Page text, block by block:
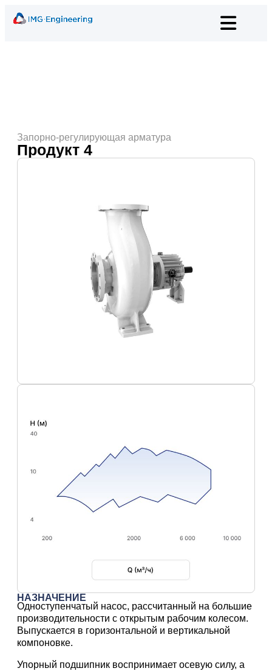
НАЗНАЧЕНИЕ
Одноступенчатый насос, рассчитанный на большие
производительности с открытым рабочим колесом.
Выпускается в горизонтальной и вертикальной
компоновке.
Упорный подшипник воспринимает осевую силу, а
Запорно-регулирующая арматура
Продукт 4